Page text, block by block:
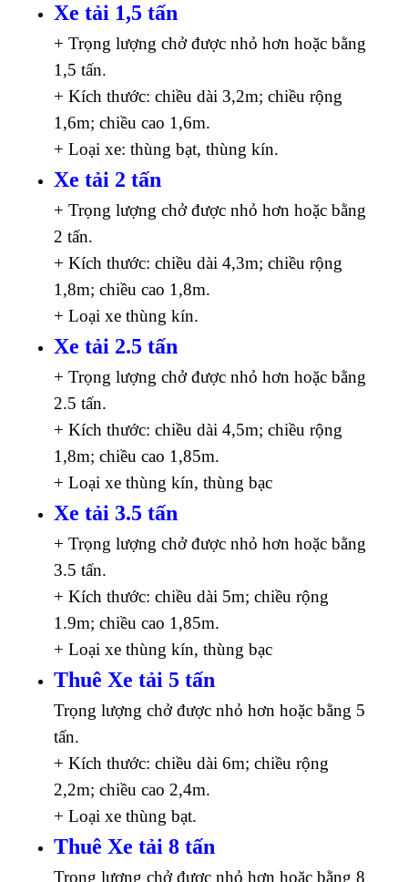
Xe tải 1,5 tấn
+ Trọng lượng chở được nhỏ hơn hoặc bằng
1,5 tấn.
+ Kích thước: chiều dài 3,2m; chiều rộng
1,6m; chiều cao 1,6m.
+ Loại xe: thùng bạt, thùng kín.
Xe tải 2 tấn
+ Trọng lượng chở được nhỏ hơn hoặc bằng
2 tấn.
+ Kích thước: chiều dài 4,3m; chiều rộng
1,8m; chiều cao 1,8m.
+ Loại xe thùng kín.
Xe tải 2.5 tấn
+ Trọng lượng chở được nhỏ hơn hoặc bằng
2.5 tấn.
+ Kích thước: chiều dài 4,5m; chiều rộng
1,8m; chiều cao 1,85m.
+ Loại xe thùng kín, thùng bạc
Xe tải 3.5 tấn
+ Trọng lượng chở được nhỏ hơn hoặc bằng
3.5 tấn.
+ Kích thước: chiều dài 5m; chiều rộng
1.9m; chiều cao 1,85m.
+ Loại xe thùng kín, thùng bạc
Thuê Xe tải 5 tấn
Trọng lượng chở được nhỏ hơn hoặc bằng 5
tấn.
+ Kích thước: chiều dài 6m; chiều rộng
2,2m; chiều cao 2,4m.
+ Loại xe thùng bạt.
Thuê Xe tải 8 tấn
Trọng lượng chở được nhỏ hơn hoặc bằng 8